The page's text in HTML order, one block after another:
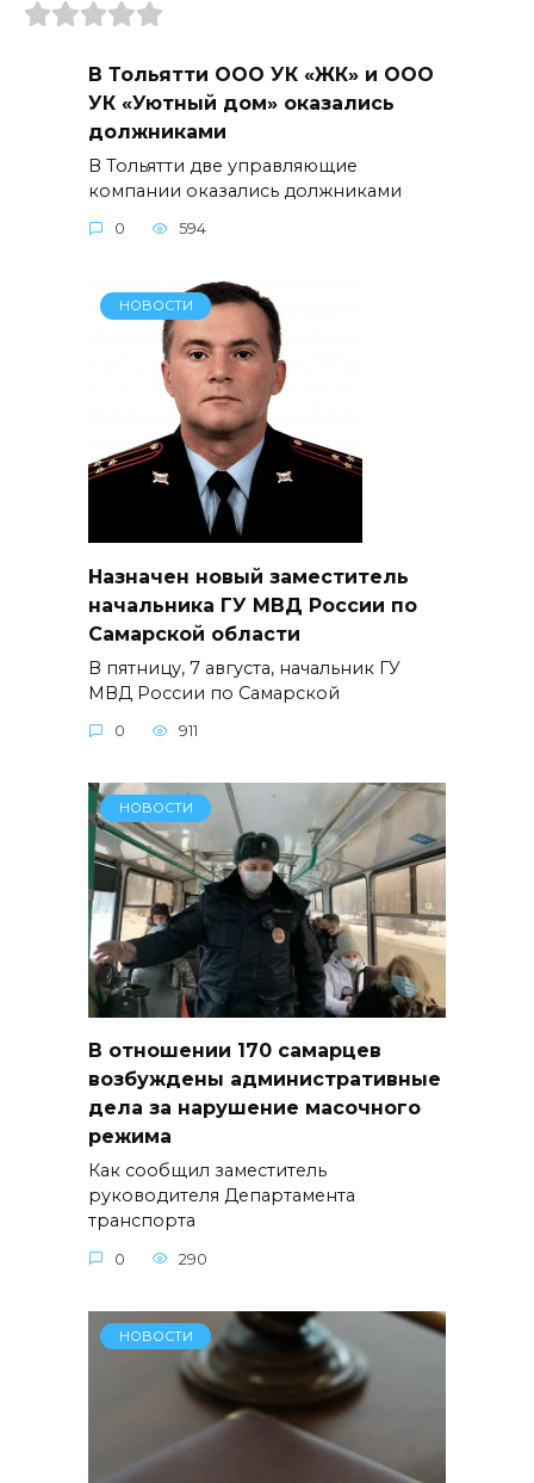
В Тольятти ООО УК «ЖК» и ООО
УК «Уютный дом» оказались
должниками
В Тольятти две управляющие
компании оказались должниками
0 594
НОВОСТИ
Назначен новый заместитель
начальника ГУ МВД России по
Самарской области
В пятницу, 7 августа, начальник ГУ
МВД России по Самарской
0 911
НОВОСТИ
В отношении 170 самарцев
возбуждены административные
дела за нарушение масочного
режима
Как сообщил заместитель
руководителя Департамента
транспорта
0 290
НОВОСТИ